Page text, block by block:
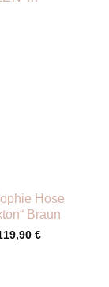
Hose
Braun
€